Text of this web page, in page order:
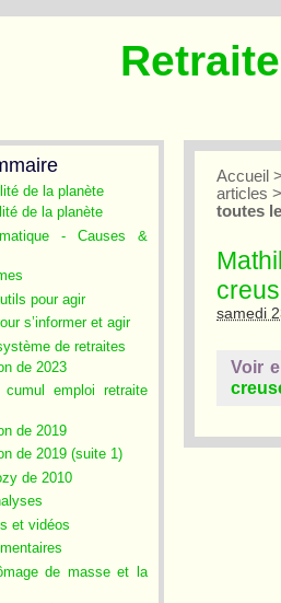
de la planète
de la planète
- Causes &
pour agir
s’informer et agir
de retraites
de 2023
emploi retraite
de 2019
de 2019 (suite 1)
de 2010
et vidéos
de masse et la
Accueil
articles
toutes
samedi
Voir